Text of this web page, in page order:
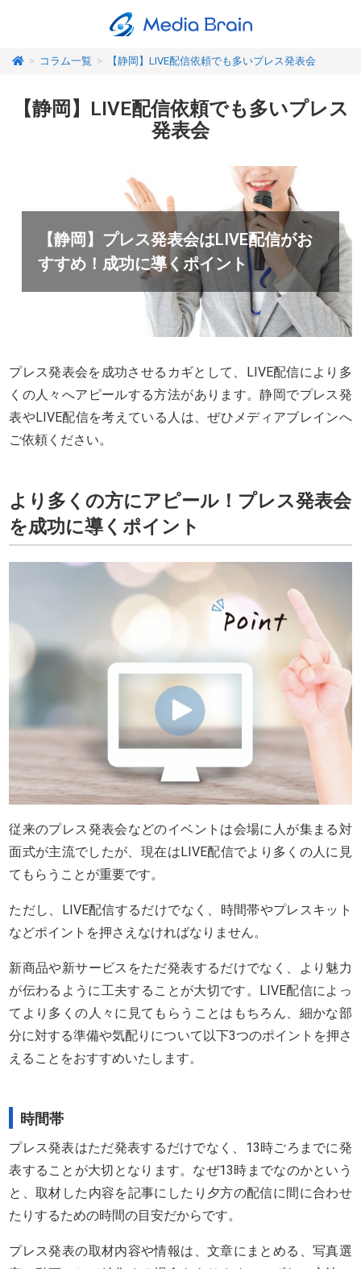
> コラム一覧 > 【静岡】LIVE配信依頼でも多いプレス発表会
【静岡】LIVE配信依頼でも多いプレス
発表会
【静岡】プレス発表会はLIVE配信がお
すすめ！成功に導くポイント
プレス発表会を成功させるカギとして、LIVE配信により多
くの人々へアピールする方法があります。静岡でプレス発
表やLIVE配信を考えている人は、ぜひメディアブレインへ
ご依頼ください。
より多くの方にアピール！プレス発表会
を成功に導くポイント
従来のプレス発表会などのイベントは会場に人が集まる対
面式が主流でしたが、現在はLIVE配信でより多くの人に見
てもらうことが重要です。
ただし、LIVE配信するだけでなく、時間帯やプレスキット
などポイントを押さえなければなりません。
新商品や新サービスをただ発表するだけでなく、より魅力
が伝わるように工夫することが大切です。LIVE配信によっ
てより多くの人々に見てもらうことはもちろん、細かな部
分に対する準備や気配りについて以下3つのポイントを押さ
えることをおすすめいたします。
時間帯
プレス発表はただ発表するだけでなく、13時ごろまでに発
表することが大切となります。なぜ13時までなのかという
と、取材した内容を記事にしたり夕方の配信に間に合わせ
たりするための時間の目安だからです。
プレス発表の取材内容や情報は、文章にまとめる、写真選